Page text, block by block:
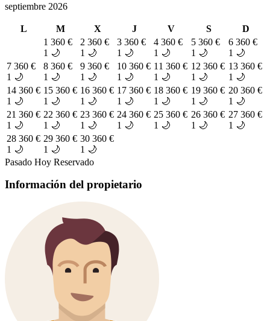
septiembre 2026
L M X J V S
D
1 360 €
1 🌙
2 360 €
1 🌙
3 360 €
1 🌙
4 360 €
1 🌙
5 360 €
1 🌙
6 360 €
1 🌙
7 360 €
1 🌙
8 360 €
1 🌙
9 360 €
1 🌙
10 360 €
1 🌙
11 360 €
1 🌙
12 360 €
1 🌙
13 360 €
1 🌙
14 360 €
1 🌙
15 360 €
1 🌙
16 360 €
1 🌙
17 360 €
1 🌙
18 360 €
1 🌙
19 360 €
1 🌙
20 360 €
1 🌙
21 360 €
1 🌙
22 360 €
1 🌙
23 360 €
1 🌙
24 360 €
1 🌙
25 360 €
1 🌙
26 360 €
1 🌙
27 360 €
1 🌙
28 360 €
1 🌙
29 360 €
1 🌙
30 360 €
1 🌙
Pasado Hoy Reservado
Información del propietario